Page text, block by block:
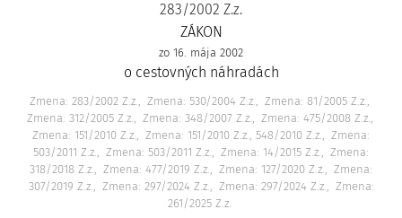
283/2002 Z.z.
ZÁKON
zo 16. mája 2002
o cestovných náhradách
Zmena: 283/2002 Z.z. Zmena: 530/2004 Z.z.
Zmena: 81/2005 Z.z.
Zmena: 312/2005 Z.z.
Zmena: 348/2007 Z.z.
Zmena: 475/2008 Z.z.
Zmena: 151/2010 Z.z.
Zmena: 151/2010 Z.z., 548/2010 Z.z.
Zmena:
503/2011 Z.z.
Zmena: 503/2011 Z.z. Zmena: 14/2015 Z.z.
Zmena:
318/2018 Z.z.
Zmena: 477/2019 Z.z. Zmena: 127/2020 Z.z.
Zmena:
307/2019 Z.z.
Zmena: 297/2024 Z.z. Zmena: 297/2024 Z.z.
Zmena:
261/2025 Z.z.